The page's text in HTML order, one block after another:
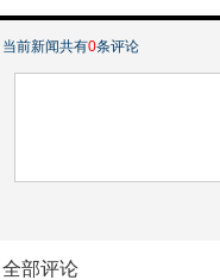
当前新闻共有0条评论
全部评论